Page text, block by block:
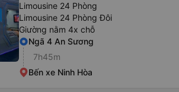
Limousine 24 Phòng
Limousine 24 Phòng Đôi
Giường nằm 4x chỗ
Ngã 4 An Sương
7h45m
Bến xe Ninh Hòa